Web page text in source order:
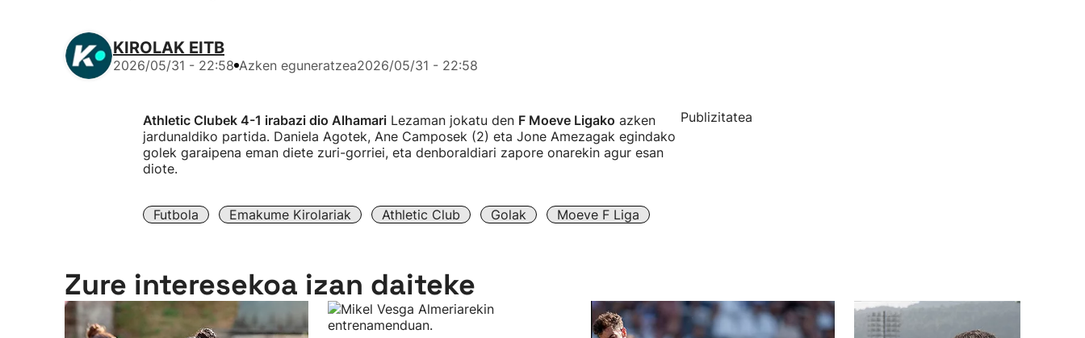
KIROLAK EITB
2026/05/31 - 22:58 Azken eguneratzea2026/05/31 - 22:58
Athletic Clubek 4-1 irabazi dio Alhamari Lezaman jokatu den F Moeve Ligako azken
jardunaldiko partida. Daniela Agotek, Ane Camposek (2) eta Jone Amezagak egindako
golek garaipena eman diete zuri-gorriei, eta denboraldiari zapore onarekin agur esan
diote.
Futbola Emakume Kirolariak Athletic Club Golak Moeve F Liga
Publizitatea
Zure interesekoa izan daiteke